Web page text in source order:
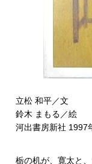
立松 和平／文
鈴木 まもる／絵
河出書房新社 1997
栃の机が、寛太と